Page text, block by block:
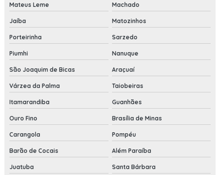
Mateus Leme Machado
Jaíba Matozinhos
Porteirinha Sarzedo
Piumhi Nanuque
São Joaquim de Bicas Araçuaí
Várzea da Palma Taiobeiras
Itamarandiba Guanhães
Ouro Fino Brasília de Minas
Carangola Pompéu
Barão de Cocais Além Paraíba
Juatuba Santa Bárbara